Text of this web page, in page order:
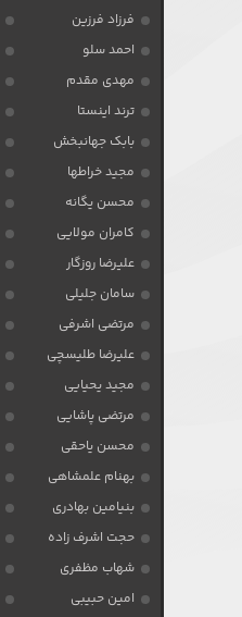
فرزاد فرزین
احمد سلو
مهدی مقدم
ترند اینستا
بابک جهانبخش
مجید خراطها
محسن یگانه
کامران مولایی
علیرضا روزگار
سامان جلیلی
مرتضی اشرفی
علیرضا طلیسچی
مجید یحیایی
مرتضی پاشایی
محسن یاحقی
بهنام علمشاهی
بنیامین بهادری
حجت اشرف زاده
شهاب مظفری
امین حبیبی